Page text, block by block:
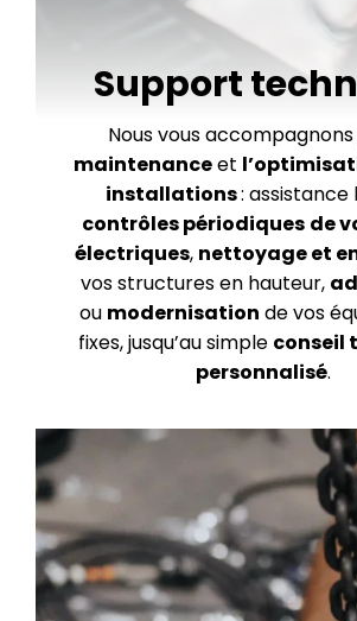
Support
Nous vous
maintenanceet
installations: assistance
contrôles périodiques de
électriques, nettoyage et
vos structures en hauteur,
ou modernisation de vos
fixes, jusqu’au simple conseil
personnalisé.